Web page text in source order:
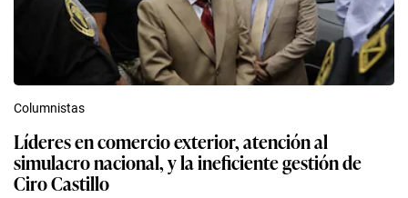
Columnistas
Líderes en comercio exterior, atención al
simulacro nacional, y la ineficiente gestión de
Ciro Castillo